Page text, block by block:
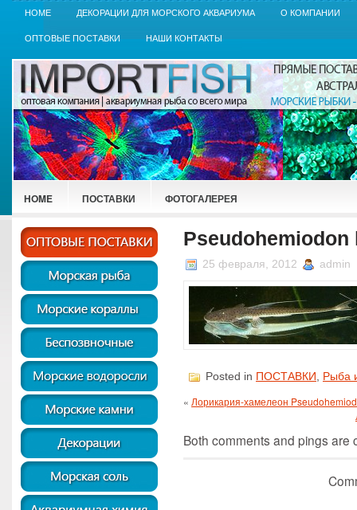
HOME ДЕКОРАЦИИ ДЛЯ МОРСКОГО АКВАРИУМА О КОМПАНИИ
ОПТОВЫЕ ПОСТАВКИ НАШИ КОНТАКТЫ
HOME ПОСТАВКИ ФОТОГАЛЕРЕЯ
Pseudohemiodon
25 февраля, 2012 admin
Posted in ПОСТАВКИ, Рыба
« Лорикария-хамелеон
Both comments and pings are